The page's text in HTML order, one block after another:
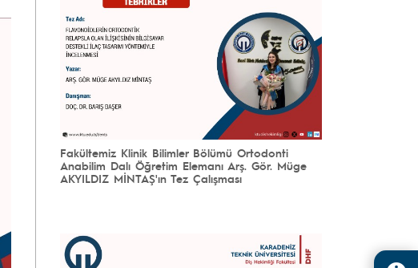
Fakültemiz Klinik Bilimler Bölümü Ortodonti
Anabilim Dalı Öğretim Elemanı Arş. Gör. Müge
AKYILDIZ MİNTAŞ'ın Tez Çalışması